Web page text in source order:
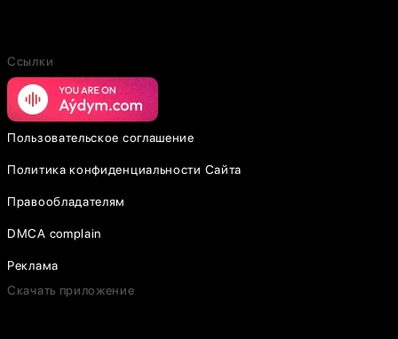
Ссылки
Пользовательское соглашение
Политика конфиденциальности Сайта
Правообладателям
DMCA complain
Реклама
Скачать приложение